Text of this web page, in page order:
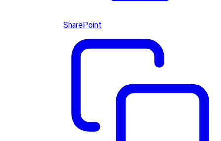
SharePoint